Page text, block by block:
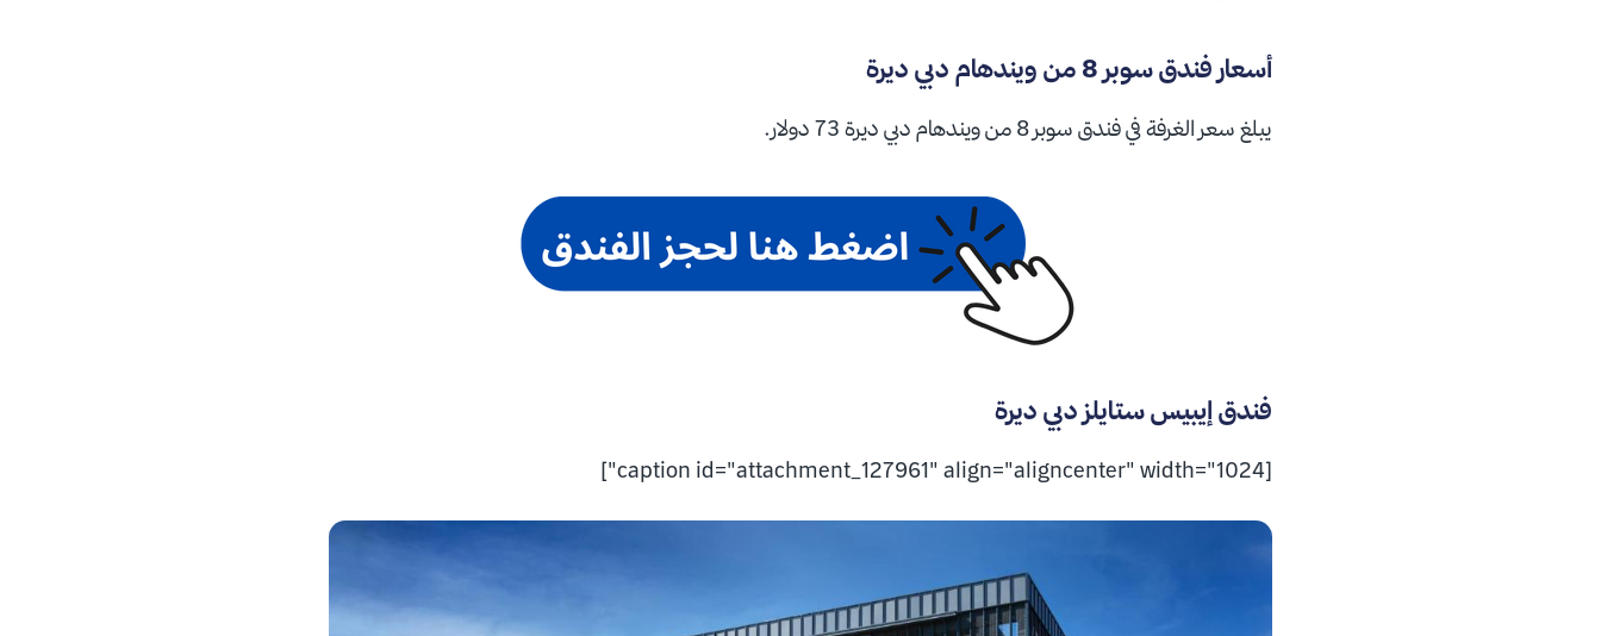
أسعار فندق سوبر 8 من ويندهام دبي ديرة
يبلغ سعر الغرفة في فندق سوبر 8 من ويندهام دبي ديرة 73 دولار.
فندق إيبيس ستايلز دبي ديرة
[caption id="attachment_127961" align="aligncenter" width="1024"]